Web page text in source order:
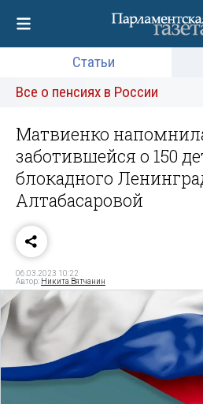
Статьи
Все о пенсиях в России
Матвиенко
заботившейся о 150
блокадного
Алтабасаровой
06.03.2023 10:22
Автор: Никита Вятчанин